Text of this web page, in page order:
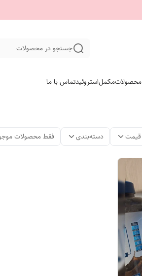
جستجو در محصولات
مکملاستروئیدتماس با ما
قیمت دسته‌بندی فقط محصولات